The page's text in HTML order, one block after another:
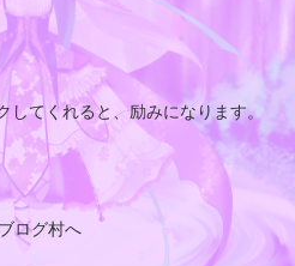
てくれると、励みになります。